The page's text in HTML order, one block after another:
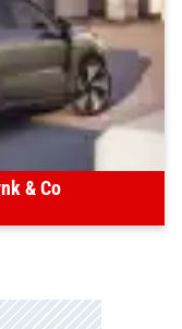
& Co